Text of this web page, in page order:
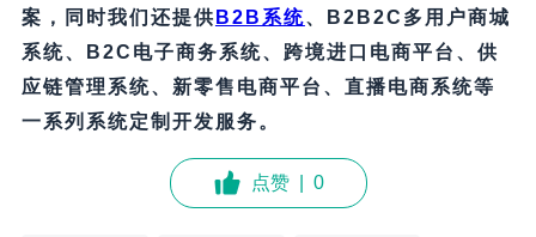
案，同时我们还提供 B2B系统、B2B2C多用户商城
系统、B2C电子商务系统、跨境进口电商平台、供
应链管理系统、新零售电商平台、直播电商系统等
一系列系统定制开发服务。
点赞 0